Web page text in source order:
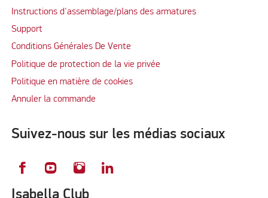
Instructions d'assemblage/plans des armatures
Support
Conditions Générales De Vente
Politique de protection de la vie privée
Politique en matière de cookies
Annuler la commande
Suivez-nous sur les médias sociaux
Isabella Club